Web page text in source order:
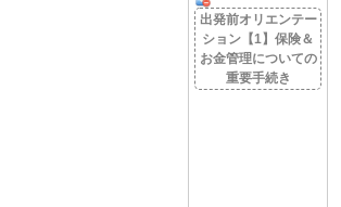
出発前オリエンテー
ション【1】保険＆
お金管理についての
重要手続き